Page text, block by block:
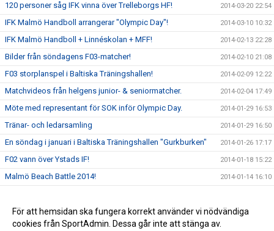
120 personer såg IFK vinna över Trelleborgs HF! 2014-03-20 22:54
IFK Malmö Handboll arrangerar "Olympic Day"! 2014-03-10 10:32
IFK Malmö Handboll + Linnéskolan + MFF! 2014-02-13 22:28
Bilder från söndagens F03-matcher! 2014-02-10 21:08
F03 storplanspel i Baltiska Träningshallen! 2014-02-09 12:22
Matchvideos från helgens junior- & seniormatcher. 2014-02-04 17:49
Möte med representant för SOK inför Olympic Day. 2014-01-29 16:53
Tränar- och ledarsamling 2014-01-29 16:50
En söndag i januari i Baltiska Träningshallen "Gurkburken" 2014-01-26 17:17
F02 vann över Ystads IF! 2014-01-18 15:22
Malmö Beach Battle 2014! 2014-01-14 16:10
”Kanariefåglarnas” Erik Helgsten stängde igen buren 2013-12-28 11:34
Julfesten! 2013-12-04 22:49
För att hemsidan ska fungera korrekt använder vi nödvändiga
cookies från SportAdmin. Dessa går inte att stänga av.